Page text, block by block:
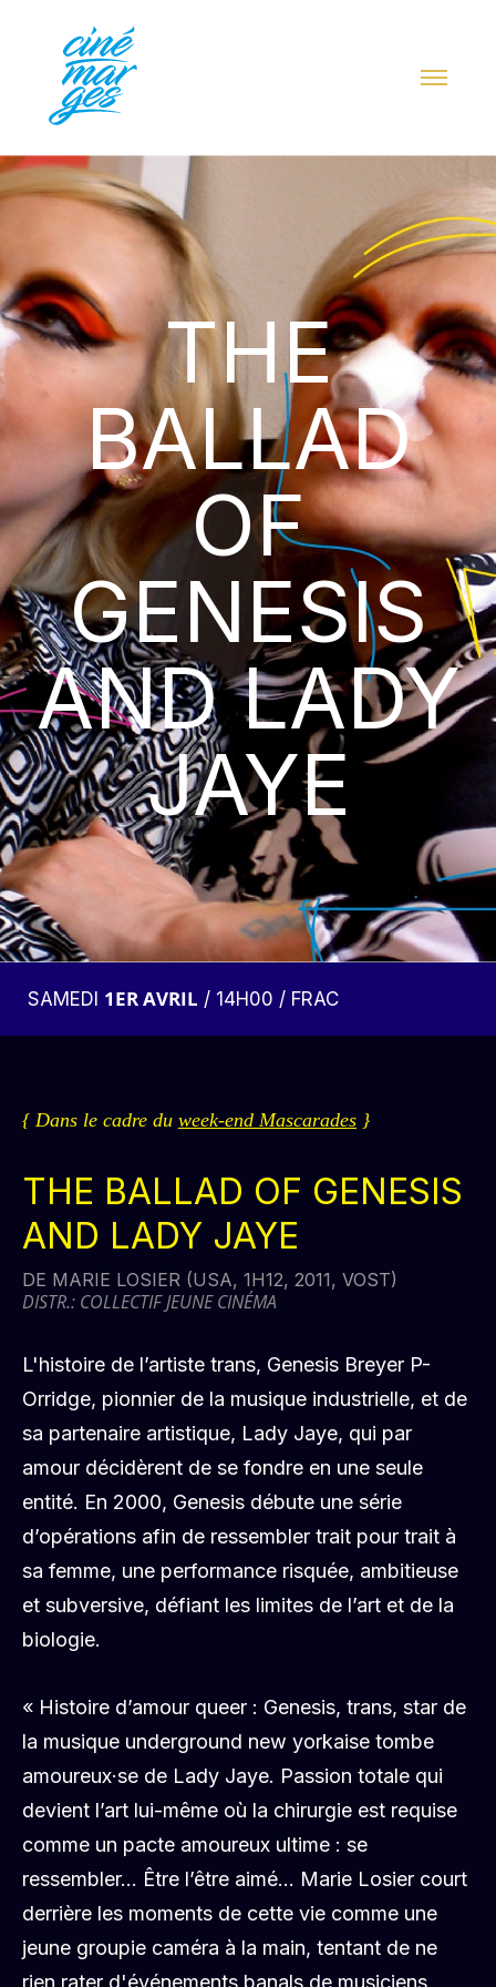
THE
BALLAD
OF
GENESIS
AND LADY
JAYE
SAMEDI 1ER AVRIL / 14H00 / FRAC
{ Dans le cadre du week-end Mascarades}
THE BALLAD OF GENESIS
AND LADY JAYE
DE MARIE LOSIER (USA, 1H12, 2011, VOST)
DISTR.: COLLECTIF JEUNE CINÉMA
L'histoire de l’artiste trans, Genesis Breyer P-
Orridge, pionnier de la musique industrielle, et de
sa partenaire artistique, Lady Jaye, qui par
amour décidèrent de se fondre en une seule
entité. En 2000, Genesis débute une série
d’opérations afin de ressembler trait pour trait à
sa femme, une performance risquée, ambitieuse
et subversive, défiant les limites de l’art et de la
biologie.
« Histoire d’amour queer : Genesis, trans, star de
la musique underground new yorkaise tombe
amoureux·se de Lady Jaye. Passion totale qui
devient l’art lui-même où la chirurgie est requise
comme un pacte amoureux ultime : se
ressembler… Être l’être aimé… Marie Losier court
derrière les moments de cette vie comme une
jeune groupie caméra à la main, tentant de ne
rien rater d'événements banals de musiciens